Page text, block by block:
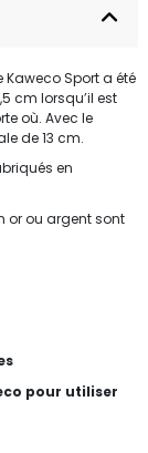
Kaweco Sport a été
cm lorsqu’il est
où. Avec le
de 13 cm.
en
or ou argent sont
pour utiliser